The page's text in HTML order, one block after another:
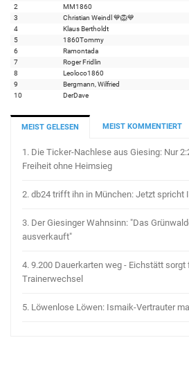
2
MM1860
3
Christian Weindl 💙🦁💙
4
Klaus Bertholdt
5
1860Tommy
6
Ramontada
7
Roger Fridlin
8
Leoloco1860
9
Bergmann, Wilfried
10
DerDave
MEIST GELESEN MEIST KOMMENTIERT
1. Die Ticker-Nachlese aus Giesing: Nur
Freiheit ohne Heimsieg
2. db24 trifft ihn in München: Jetzt spricht
3. Der Giesinger Wahnsinn: "Das
ausverkauft"
4. 9.200 Dauerkarten weg - Eichstätt sorgt
Trainerwechsel
5. Löwenlose Löwen: Ismaik-Vertrauter